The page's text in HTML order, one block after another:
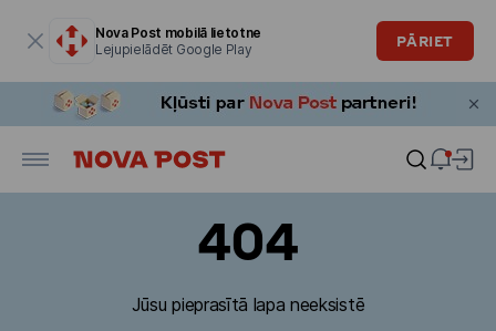
Nova Post mobilā lietotne
Lejupielādēt Google Play
PĀRIET
404
Jūsu pieprasītā lapa neeksistē